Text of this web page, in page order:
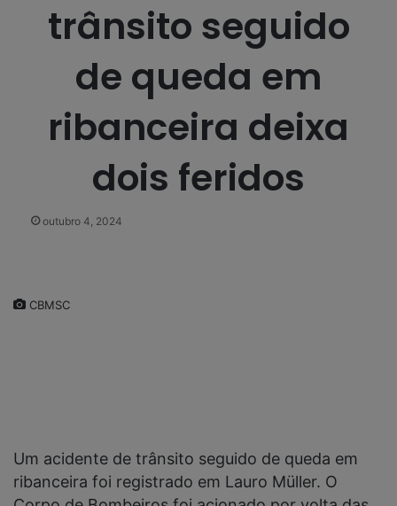
trânsito seguido
de queda em
ribanceira deixa
dois feridos
outubro 4, 2024
CBMSC
Um acidente de trânsito seguido de queda em
ribanceira foi registrado em Lauro Müller. O